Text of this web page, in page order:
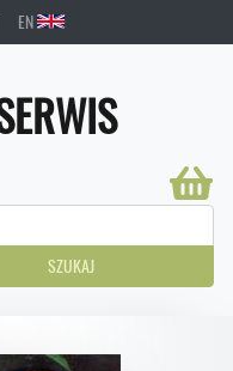
EN
SZUKAJ